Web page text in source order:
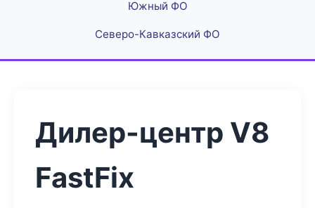
Южный ФО
Северо-Кавказский ФО
Дилер-центр V8
FastFix